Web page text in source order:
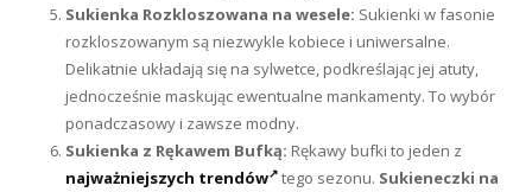
Sukienka Rozkloszowana na wesele: Sukienki w fasonie
rozkloszowanym są niezwykle kobiece i uniwersalne.
Delikatnie układają się na sylwetce, podkreślając jej atuty,
jednocześnie maskując ewentualne mankamenty. To wybór
ponadczasowy i zawsze modny.
Sukienka z Rękawem Bufką: Rękawy bufki to jeden z
najważniejszych trendów
tego sezonu. Sukieneczki na